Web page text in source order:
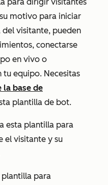
motivo para iniciar
del visitante, pueden
conectarse
en vivo o
equipo. Necesitas
la base de
plantilla de bot.
esta plantilla para
el visitante y su
plantilla para